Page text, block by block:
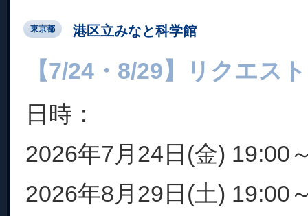
東京都 港区立みなと科学館
【7/24・8/29】リクエス
日時：
2026年7月24日(金) 19:00
2026年8月29日(土) 19:00